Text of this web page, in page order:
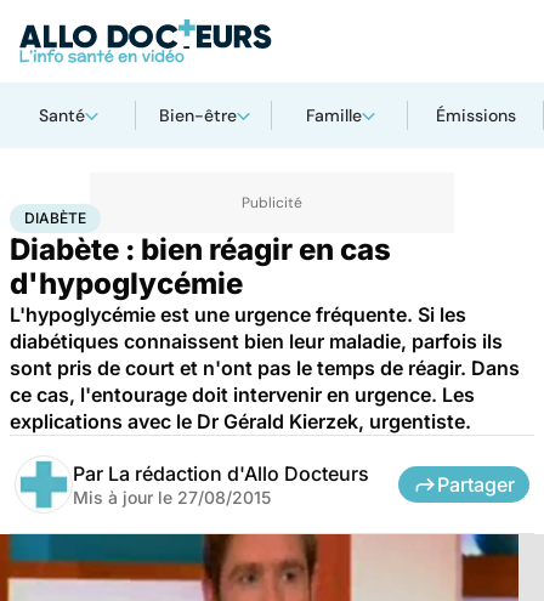
Santé Bien-être Famille Émissions
AccueilSanté
DIABÈTE
Diabète : bien réagir en cas
d'hypoglycémie
L'hypoglycémie est une urgence fréquente. Si les
diabétiques connaissent bien leur maladie, parfois ils
sont pris de court et n'ont pas le temps de réagir. Dans
ce cas, l'entourage doit intervenir en urgence. Les
explications avec le Dr Gérald Kierzek, urgentiste.
Par La rédaction d'Allo Docteurs
Mis à jour le 27/08/2015
Partager